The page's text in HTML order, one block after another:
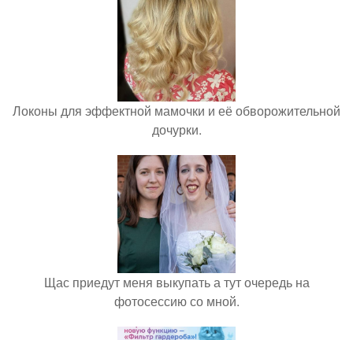
Локоны для эффектной мамочки и её обворожительной
дочурки.
Щас приедут меня выкупать а тут очередь на
фотосессию со мной.